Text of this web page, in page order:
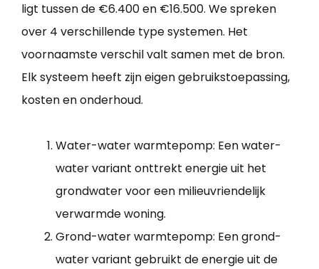
ligt tussen de €6.400 en €16.500. We spreken
over 4 verschillende type systemen. Het
voornaamste verschil valt samen met de bron.
Elk systeem heeft zijn eigen gebruikstoepassing,
kosten en onderhoud.
Water-water warmtepomp: Een water-
water variant onttrekt energie uit het
grondwater voor een milieuvriendelijk
verwarmde woning.
Grond-water warmtepomp: Een grond-
water variant gebruikt de energie uit de